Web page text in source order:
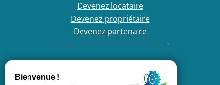
Devenez locataire
Devenez propriétaire
Devenez partenaire
France Loire, entreprise engagée :